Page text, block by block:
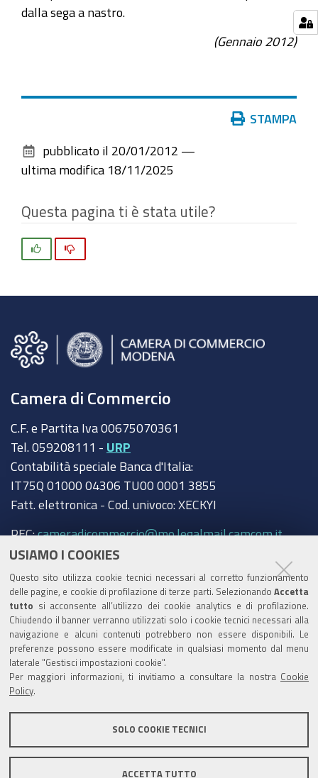
USIAMO I COOKIES
Questo sito utilizza cookie tecnici necessari al corretto funzionamento
delle pagine, e cookie di profilazione di terze parti. Selezionando Accetta
tutto si acconsente all’utilizzo dei cookie analytics e di profilazione.
Chiudendo il banner verranno utilizzati solo i cookie tecnici necessari alla
navigazione e alcuni contenuti potrebbero non essere disponibili. Le
preferenze possono essere modificate in qualsiasi momento dal menu
laterale "Gestisci impostazioni cookie".
Per maggiori informazioni, ti invitiamo a consultare la nostra Cookie
Policy
SOLO COOKIE TECNICI
ACCETTA TUTTO
dalla sega a nastro.
(Gennaio 2012)
documento
STAMPA
pubblicato il 20/01/2012 —
ultima modifica 18/11/2025
Questa pagina ti è stata utile?
Camera di Commercio
C.F. e Partita Iva 00675070361
Tel. 059208111 - URP
Contabilità speciale Banca d'Italia:
IT75Q 01000 04306 TU00 0001 3855
Fatt. elettronica - Cod. univoco: XECKYI
PEC:cameradicommercio@mo.legalmail.camcom.it
Trasparenza
Amministrazione trasparente
Albo Camerale
Pubblicità Legale
Area riservata Amministratori